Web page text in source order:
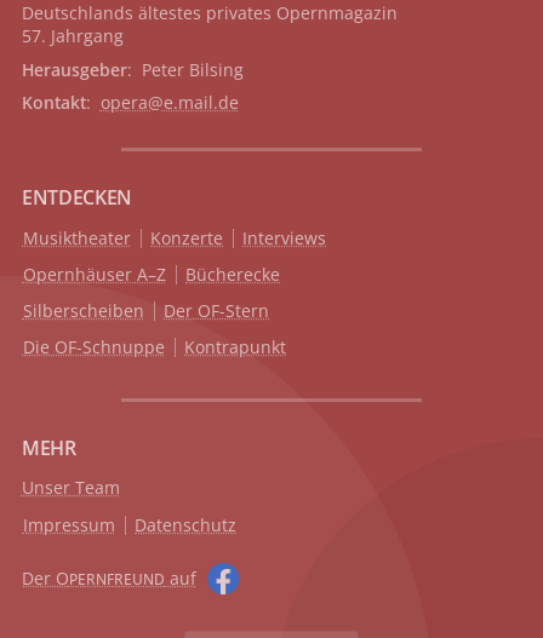
Deutschlands ältestes privates Opernmagazin
57. Jahrgang
Herausgeber: Peter Bilsing
Kontakt: opera@e.mail.de
ENTDECKEN
Musiktheater Konzerte
Interviews
Opernhäuser A–Z
Bücherecke
Silberscheiben
Der OF-Stern
Die OF-Schnuppe
Kontrapunkt
MEHR
Unser Team
Impressum
Datenschutz
Der OPERNFREUND auf